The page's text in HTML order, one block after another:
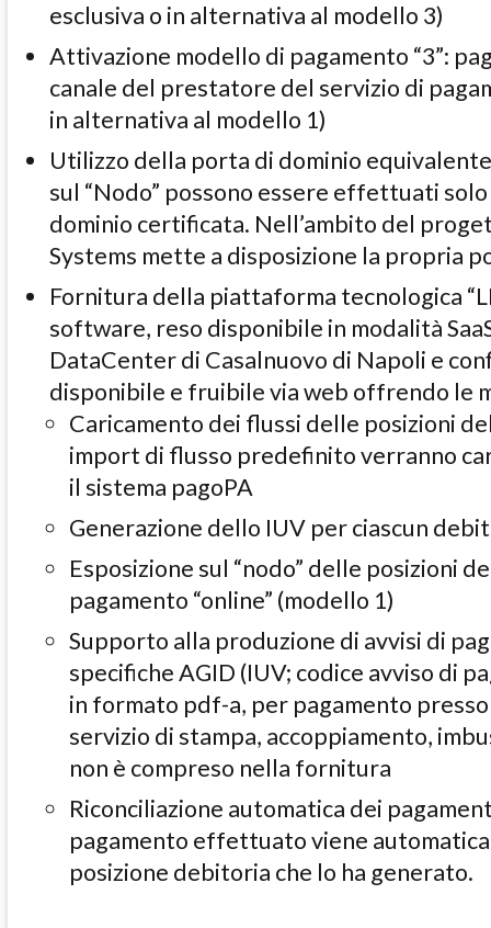
esclusiva o in alternativa al modello 3)
Attivazione modello di pagamento “3”:
canale del prestatore del servizio di
in alternativa al modello 1)
Utilizzo della porta di dominio
sul “Nodo” possono essere effettuati
dominio certificata. Nell’ambito del
Systems mette a disposizione la propria
Fornitura della piattaforma tecnologica
software, reso disponibile in modalità
DataCenter di Casalnuovo di Napoli e
disponibile e fruibile via web offrendo le
Caricamento dei flussi delle posizioni
import di flusso predefinito verranno
il sistema pagoPA
Generazione dello IUV per ciascun
Esposizione sul “nodo” delle posizioni
pagamento “online” (modello 1)
Supporto alla produzione di avvisi di
specifiche AGID (IUV; codice avviso di
in formato pdf-a, per pagamento presso
servizio di stampa, accoppiamento,
non è compreso nella fornitura
Riconciliazione automatica dei
pagamento effettuato viene
posizione debitoria che lo ha generato.